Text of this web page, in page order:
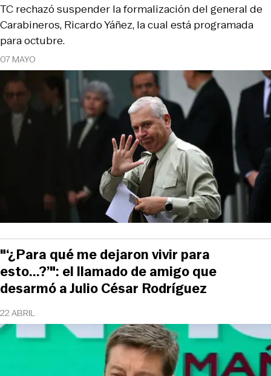
07 MAYO
TC rechazó suspender la formalización del general de
Carabineros, Ricardo Yáñez, la cual está programada
para octubre.
22 ABRIL
"‘¿Para qué me dejaron vivir para
esto...?’": el llamado de amigo que
desarmó a Julio César Rodríguez